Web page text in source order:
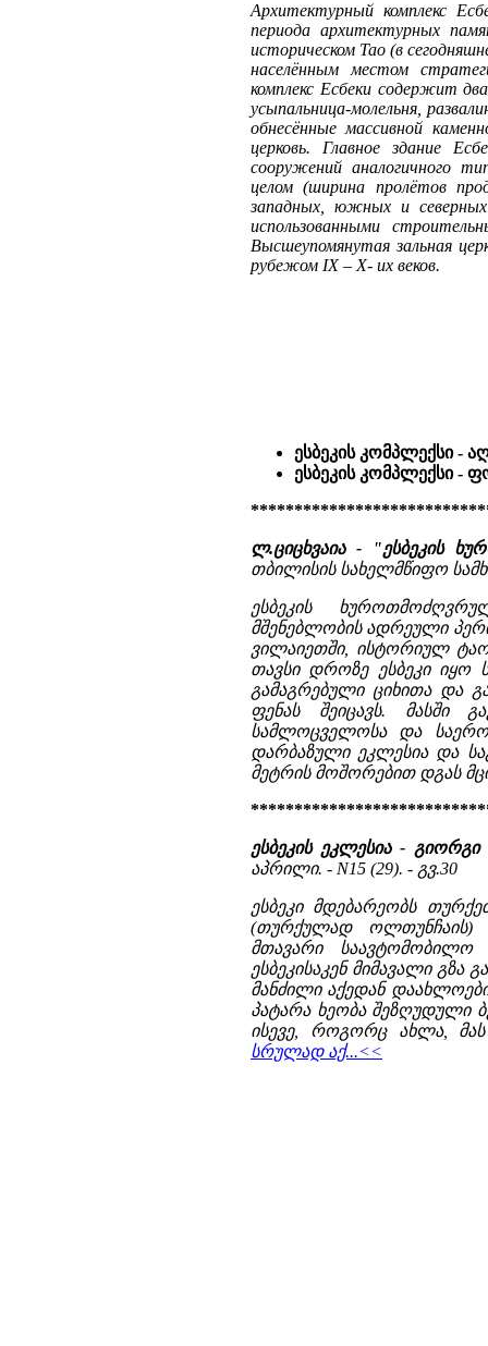
Архитектурный комплекс
периода архитектурных
историческом Тао (в
населённым местом
комплекс Есбеки содержит
усыпальница-мoлельня,
обнесённые массивной
церковь. Главное здание
сооружений аналогичного
целом (ширина пролётов
западных, южных и
использованными
Высшеупомянутая зальная
рубежом IX – X- их веков.
ესბეკის კომპლექსი -
ესბეკის კომპლექსი -
ლ.ციცხვაია - "ესბეკის
თბილისის სახელმწიფო
ესბეკის
მშენებლობის ადრეული
ვილაიეთში, ისტორიულ
თავსი დროზე ესბეკი იყო
გამაგრებული ციხითა და
ფენას შეიცავს. მასში
სამლოცველოსა და საერო
დარბაზული ეკლესია და
მეტრის მოშორებით დგას
ესბეკის ეკლესია -
აპრილი. - N15 (29). - გვ.30
ესბეკი მდებარეობს
(თურქულად ოლთუნჩაის)
მთავარი
ესბეკისაკენ მიმავალი
მანძილი აქედან
პატარა ხეობა შეზღუდული
ისევე, როგორც ახლა,
სრულად აქ...<<